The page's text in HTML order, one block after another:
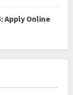
Apply Online